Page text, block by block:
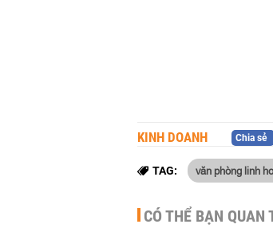
KINH DOANH Chia sẻ
TAG: văn phòng linh
CÓ THỂ BẠN QUAN